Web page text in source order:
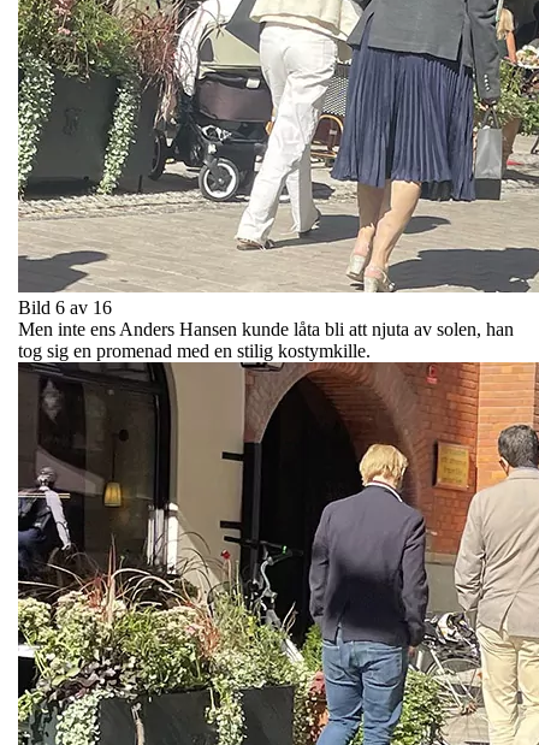
Bild 6 av 16
Men inte ens Anders Hansen kunde låta bli att njuta av solen, han
tog sig en promenad med en stilig kostymkille.